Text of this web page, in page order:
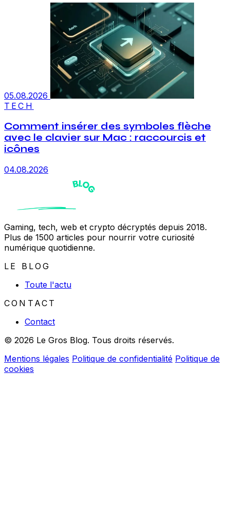
05.08.2026
TECH
Comment insérer des symboles flèche
avec le clavier sur Mac : raccourcis et
icônes
04.08.2026
Gaming, tech, web et crypto décryptés depuis 2018.
Plus de 1500 articles pour nourrir votre curiosité
numérique quotidienne.
LE BLOG
Toute l'actu
CONTACT
Contact
© 2026 Le Gros Blog. Tous droits réservés.
Mentions légales Politique de confidentialité Politique de
cookies